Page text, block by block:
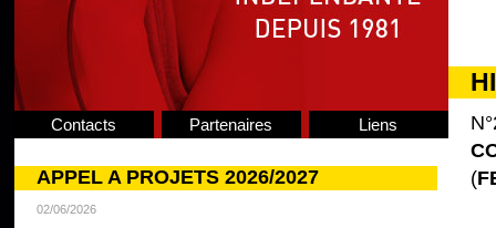
Contacts Partenaires Liens
APPEL A PROJETS 2026/2027
02/06/2026
(